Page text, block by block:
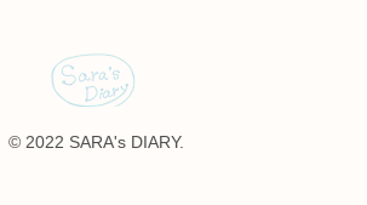
© 2022 SARA's DIARY.